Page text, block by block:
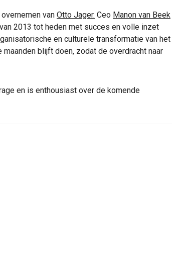
van Otto Jager. Ceo Manon van Beek
2013 tot heden met succes en volle inzet
en culturele transformatie van het
blijft doen, zodat de overdracht naar
en is enthousiast over de komende